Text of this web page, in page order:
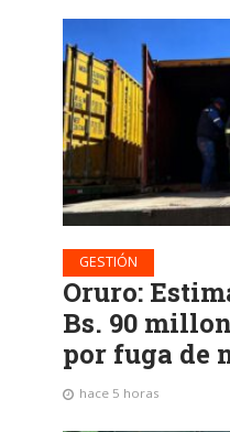
GESTIÓN
Oruro:
Bs. 90
por fuga de
hace 5 horas